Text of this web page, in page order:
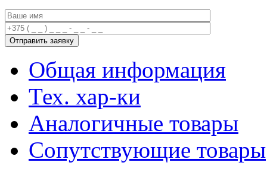
Общая информация
Тех. хар-ки
Аналогичные товары
Сопутствующие товары